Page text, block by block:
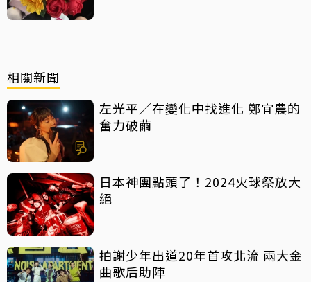
相關新聞
左光平／在變化中找進化 鄭宜農的
奮力破繭
日本神團點頭了！2024火球祭放大
絕
拍謝少年出道20年首攻北流 兩大金
曲歌后助陣